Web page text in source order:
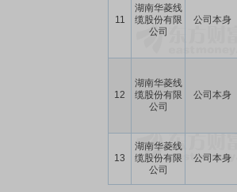
11
湖南华菱线
缆股份有限
公司
公司本身
12
湖南华菱线
缆股份有限
公司
公司本身
13
湖南华菱线
缆股份有限
公司
公司本身